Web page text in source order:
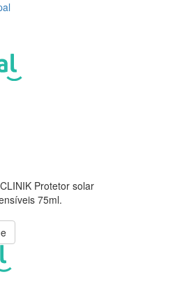
Protetor solar
75ml.